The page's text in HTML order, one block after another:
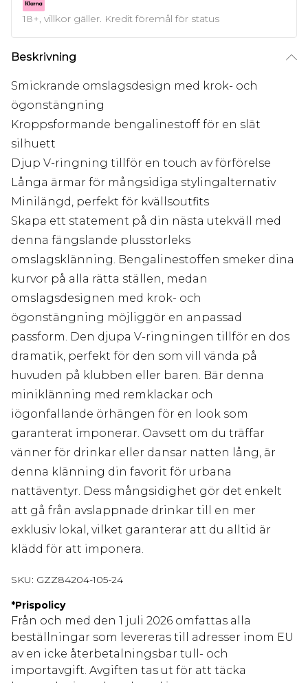
18+, villkor gäller. Kredit föremål för status
Beskrivning
Smickrande omslagsdesign med krok- och
ögonstängning
Kroppsformande bengalinestoff för en slät
silhuett
Djup V-ringning tillför en touch av förförelse
Långa ärmar för mångsidiga stylingalternativ
Minilängd, perfekt för kvällsoutfits
Skapa ett statement på din nästa utekväll med
denna fängslande plusstorleks
omslagsklänning. Bengalinestoffen smeker dina
kurvor på alla rätta ställen, medan
omslagsdesignen med krok- och
ögonstängning möjliggör en anpassad
passform. Den djupa V-ringningen tillför en dos
dramatik, perfekt för den som vill vända på
huvuden på klubben eller baren. Bär denna
miniklänning med remklackar och
iögonfallande örhängen för en look som
garanterat imponerar. Oavsett om du träffar
vänner för drinkar eller dansar natten lång, är
denna klänning din favorit för urbana
nattäventyr. Dess mångsidighet gör det enkelt
att gå från avslappnade drinkar till en mer
exklusiv lokal, vilket garanterar att du alltid är
klädd för att imponera.
SKU: GZZ84204-105-24
*Prispolicy
Från och med den 1 juli 2026 omfattas alla
beställningar som levereras till adresser inom EU
av en icke återbetalningsbar tull- och
importavgift. Avgiften tas ut för att täcka